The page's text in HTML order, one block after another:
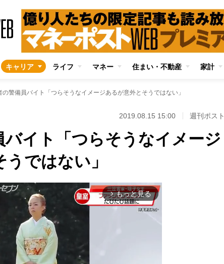
キャリア ライフ マネー 住まい・不動産 家計
の警備員バイト「つらそうなイメージあるが意外とそうではない」
2019.08.15 15:00 週刊ポスト
バイト「つらそうなイメージ
ではない」
arrow_forward_ios もっと見る